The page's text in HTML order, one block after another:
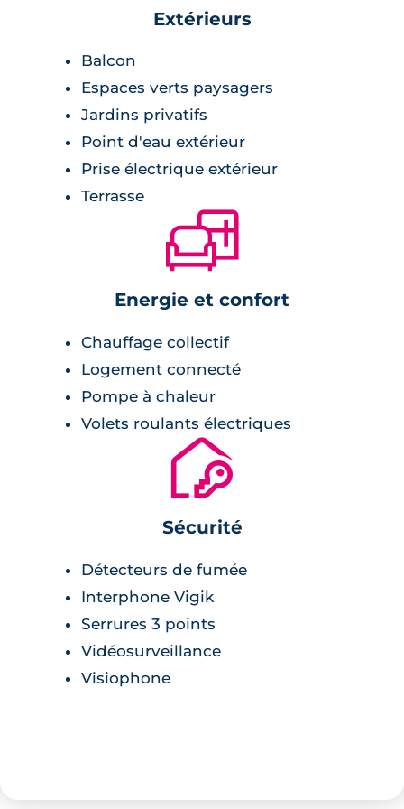
Extérieurs
Balcon
Espaces verts paysagers
Jardins privatifs
Point d'eau extérieur
Prise électrique extérieur
Terrasse
🛋
Energie et confort
Chauffage collectif
Logement connecté
Pompe à chaleur
Volets roulants électriques
🔐
Sécurité
Détecteurs de fumée
Interphone Vigik
Serrures 3 points
Vidéosurveillance
Visiophone